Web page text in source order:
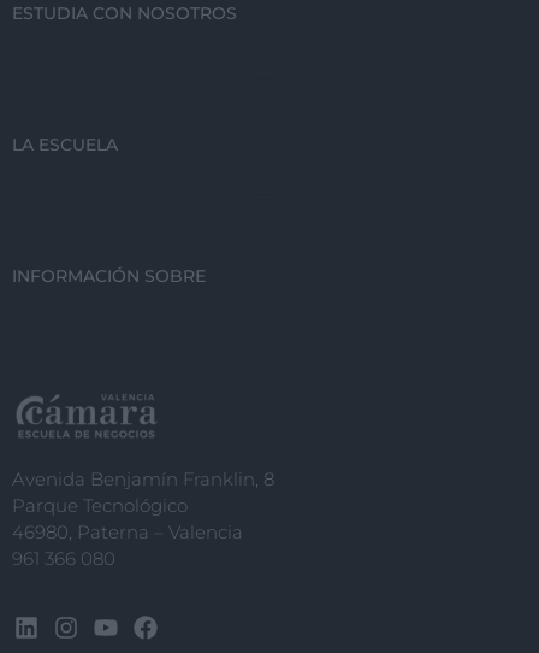
ESTUDIA CON NOSOTROS
LA ESCUELA
INFORMACIÓN SOBRE
Avenida Benjamín Franklin, 8
Parque Tecnológico
46980, Paterna – Valencia
961 366 080